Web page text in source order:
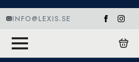
INFO@LEXIS.SE